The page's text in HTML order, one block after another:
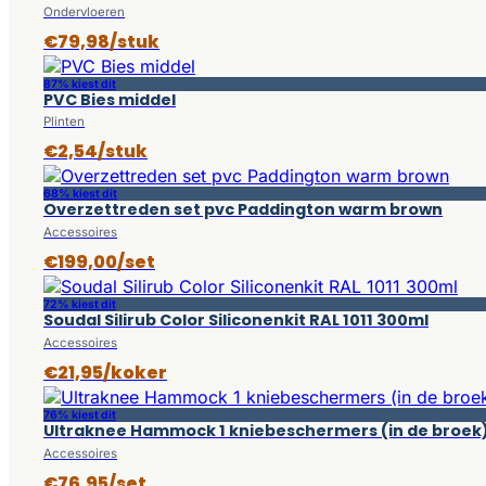
Ondervloeren
€79,98/stuk
87% kiest dit
PVC Bies middel
Plinten
€2,54/stuk
68% kiest dit
Overzettreden set pvc Paddington warm brown
Accessoires
€199,00/set
72% kiest dit
Soudal Silirub Color Siliconenkit RAL 1011 300ml
Accessoires
€21,95/koker
76% kiest dit
Ultraknee Hammock 1 kniebeschermers (in de
Accessoires